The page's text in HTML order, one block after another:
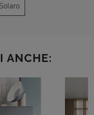
ANCHE: